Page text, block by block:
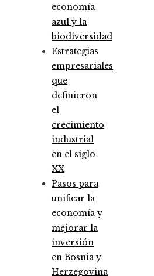
economía
azul y la
biodiversidad
Estrategias
empresariales
que
definieron
el
crecimiento
industrial
en el siglo
XX
Pasos para
unificar la
economía y
mejorar la
inversión
en Bosnia y
Herzegovina